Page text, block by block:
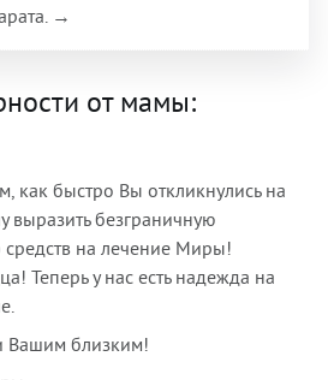
→
от мамы:
как быстро Вы откликнулись на
безграничную
средств на лечение Миры!
Теперь у нас есть надежда на
Вашим близким!